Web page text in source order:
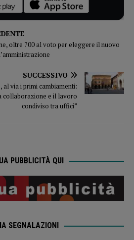
oltre 700 al voto per eleggere il nuovo
SUCCESSIVO
via i primi cambiamenti:
collaborazione e il lavoro
condiviso tra uffici”
PUBBLICITÀ QUI
SEGNALAZIONI